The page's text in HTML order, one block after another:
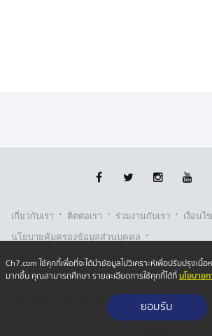
เกี่ยวกับเรา · ติตต่อเรา · ร่วมงานกับเรา · เงื่อนไ
นโยบายคุ้มครองข้อมูลส่วนบุคคล ·
นโยบายคุ้มครองข้อมูลส่วนบุคคล (ออนไลน์) · นโ
รับเรื่องร้องเรียน
Copyright © 2026 Bangkok Broadcasting & T.V.
Ch7.com ใช้คุกกี้เพื่อที่จะได้นำข้อมูลไปวิเคราะห์เพื่อปรับปรุงเนื้
มากขึ้น คุณสามารถศึกษา รายละเอียดการใช้คุกกี้ได้ที่นโยบาย
ยอมรับ